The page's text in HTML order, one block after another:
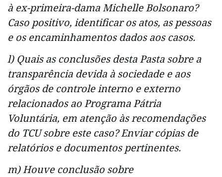
à ex-primeira-dama Michelle Bolsonaro?
Caso positivo, identificar os atos, as pessoas
e os encaminhamentos dados aos casos.
l) Quais as conclusões desta Pasta sobre a
transparência devida à sociedade e aos
órgãos de controle interno e externo
relacionados ao Programa Pátria
Voluntária, em atenção às recomendações
do TCU sobre este caso? Enviar cópias de
relatórios e documentos pertinentes.
m) Houve conclusão sobre